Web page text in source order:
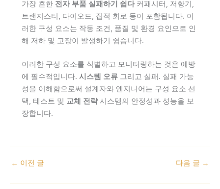
가장 흔한 전자 부품 실패하기 쉽다커패시터, 저항기,
트랜지스터, 다이오드, 집적 회로 등이 포함됩니다. 이
러한 구성 요소는 작동 조건, 품질 및 환경 요인으로 인
해 저하 및 고장이 발생하기 쉽습니다.
이러한 구성 요소를 식별하고 모니터링하는 것은 예방
에 필수적입니다. 시스템 오류 그리고 실패. 실패 가능
성을 이해함으로써 설계자와 엔지니어는 구성 요소 선
택, 테스트 및 교체 전략시스템의 안정성과 성능을 보
장합니다.
← 이전 글 다음 글 →